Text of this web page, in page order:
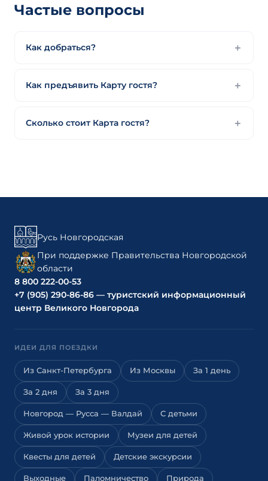
Частые вопросы
Как добраться?
Как предъявить Карту гостя?
Сколько стоит Карта гостя?
Русь Новгородская
При поддержке Правительства Новгородской
области
8 800 222-00-53
+7 (905) 290-86-86 — туристский информационный
центр Великого Новгорода
ИДЕИ ДЛЯ ПОЕЗДКИ
Из Санкт-Петербурга Из Москвы За 1 день
За 2 дня За 3 дня
Новгород — Русса — Валдай С детьми
Живой урок истории Музеи для детей
Квесты для детей Детские экскурсии
Выходные Паломничество Природа